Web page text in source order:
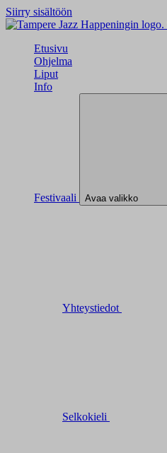
Siirry sisältöön
Etusivu
Ohjelma
Liput
Info
Festivaali Avaa valikko
Yhteystiedot
Selkokieli